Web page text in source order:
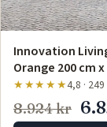
Innovation
Orange 200 cm
★★★★★4,8 ·
8.924 kr